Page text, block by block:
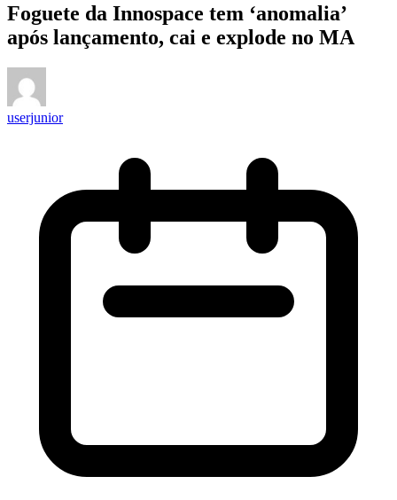
Foguete da Innospace tem ‘anomalia’
após lançamento, cai e explode no MA
userjunior